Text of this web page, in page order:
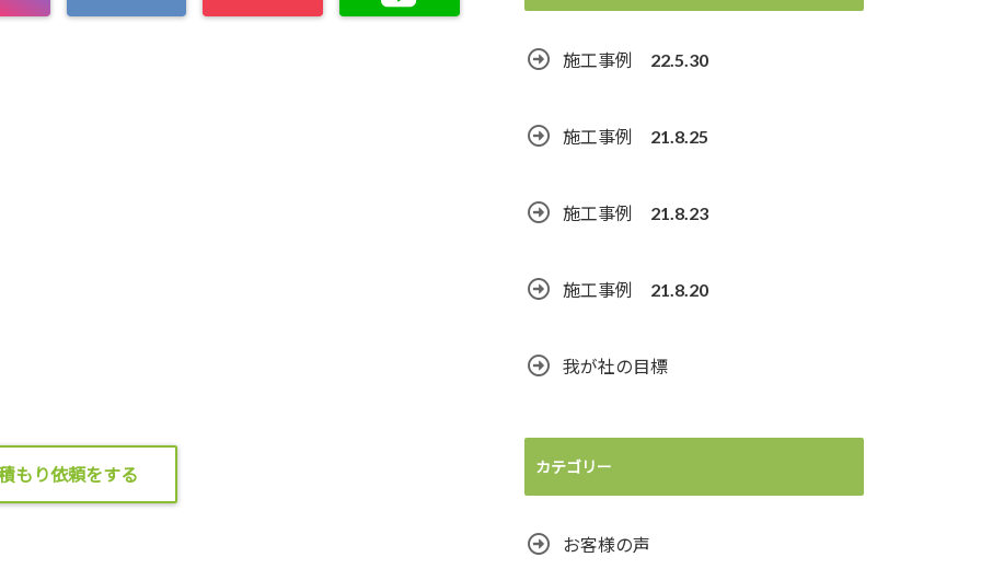
もり依頼をする
施工事例 22.5.30
施工事例 21.8.25
施工事例 21.8.23
施工事例 21.8.20
我が社の目標
カテゴリー
お客様の声